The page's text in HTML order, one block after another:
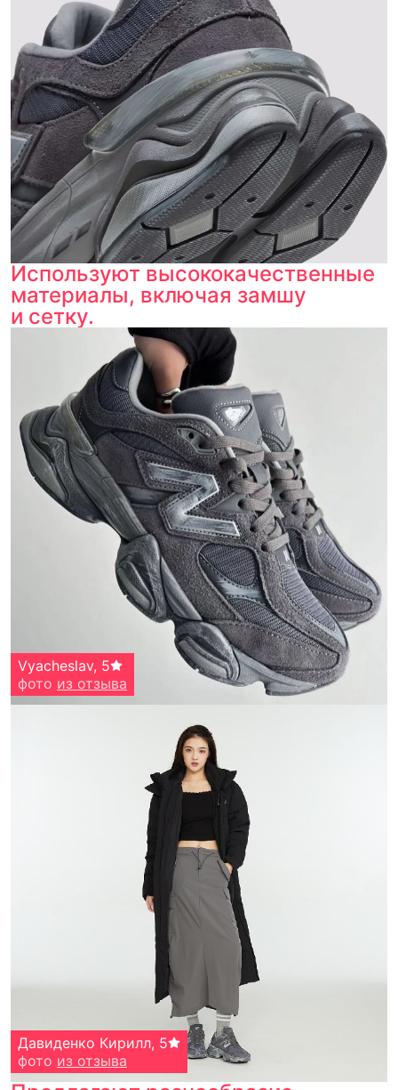
Используют высококачественные
материалы, включая замшу
и сетку.
Vyacheslav, 5
фото из отзыва
Давиденко Кирилл, 5
фото из отзыва